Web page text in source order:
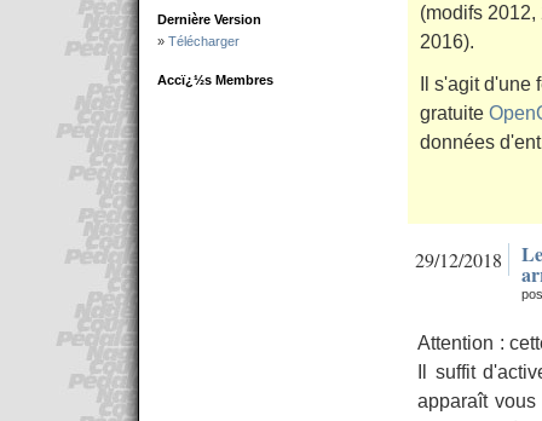
Dernière Version
» Télécharger
Accï¿½s Membres
(modifs
2016).
Il s'agit d'une
gratuite
données
29/12/2018
Attention :
Il suffit
apparaît